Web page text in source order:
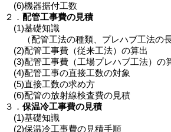
(6)機器据付工数
２． 配管工事費の見積
(1)基礎知識
（配管工法の種類、プレハブ工法の長
(2)配管工事費（従来工法）の算出
(3)配管工事費（工場プレハブ工法）の
(4)配管工事の直接工数の対象
(5)直接工数の求め方
(6)配管の放射線検査費の見積
３． 保温冷工事費の見積
(1)基礎知識
(2)保温冷工事費の見積手順